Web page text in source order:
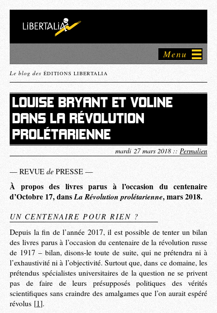
Menu
Le blog des ÉDITIONS LIBERTALIA
LOUISE BRYANT ET VOLINE
DANS LA RÉVOLUTION
PROLÉTARIENNE
mardi 27 mars 2018 ::Permalien
— REVUE de PRESSE —
À propos des livres parus à l’occasion du centenaire
d’Octobre 17, dansLa Révolution prolétarienne, mars 2018.
UN CENTENAIRE POUR RIEN ?
Depuis la fin de l’année 2017, il est possible de tenter un bilan
des livres parus à l’occasion du centenaire de la révolution russe
de 1917 – bilan, disons-le toute de suite, qui ne prétendra ni à
l’exhaustivité ni à l’objectivité. Surtout que, dans ce domaine, les
prétendus spécialistes universitaires de la question ne se privent
pas de faire de leurs présupposés politiques des vérités
scientifiques sans craindre des amalgames que l’on aurait espéré
révolus [1].